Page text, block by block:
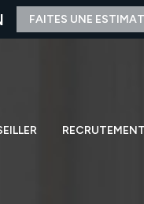
FAITES UNE
RECRUTEMENT